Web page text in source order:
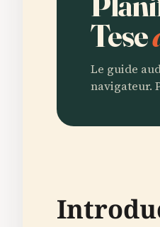
Tese
Le guide
navigateur.